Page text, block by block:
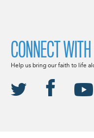
CONNECT
Help us bring our faith to life